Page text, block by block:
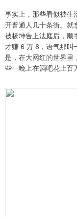
事实上，那些看似被生
开普通人几十条街。
被杨坤告上法庭后，顺
才赚 6 万 8，语气那叫
是，在大网红的世界里
些一晚上在酒吧花上百